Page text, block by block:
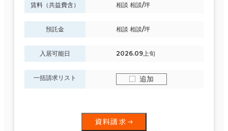
賃料（共益費含） 相談 相談/坪
預託金 相談 相談/坪
入居可能日 2026.09上旬
一括請求リスト 追加
資料請求